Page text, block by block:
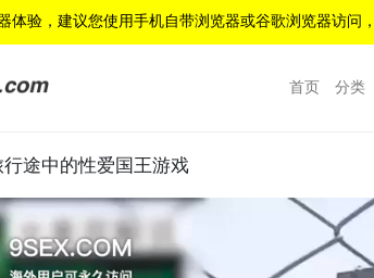
体验，建议您使用手机自带浏览器或谷歌浏览器访问，
首页 分类
途中的性爱国王游戏